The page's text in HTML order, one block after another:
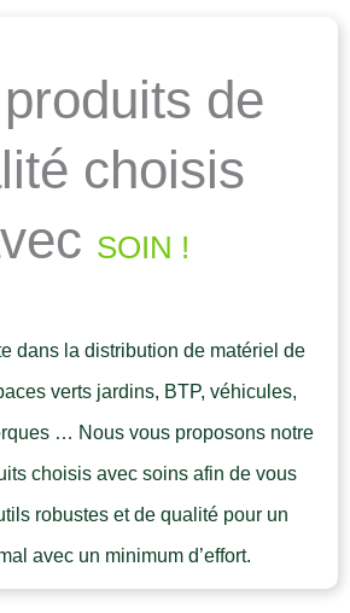
de
choisis
SOIN !
dans la distribution de matériel de
verts jardins, BTP, véhicules,
… Nous vous proposons notre
choisis avec soins afin de vous
robustes et de qualité pour un
avec un minimum d’effort.